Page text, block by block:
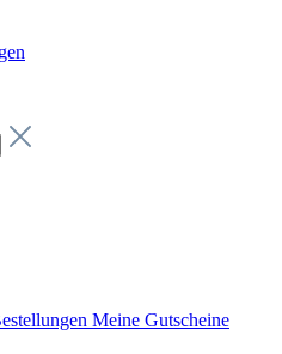
Meine Gutscheine